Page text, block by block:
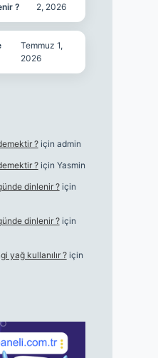
?
2, 2026
Temmuz 1,
2026
?için admin
?için Yasmin
dinlenir ?için
dinlenir ?için
yağ kullanılır ?için